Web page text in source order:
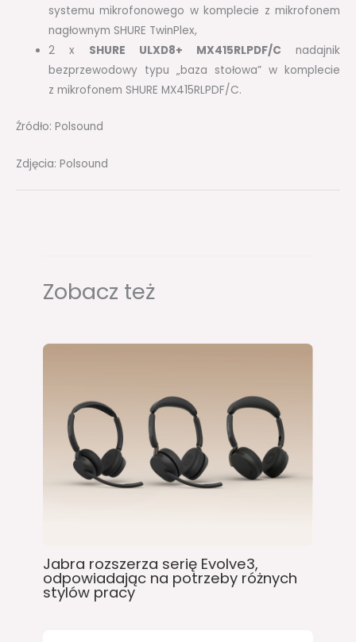
systemu mikrofonowego w komplecie z mikrofonem
nagłownym SHURE TwinPlex,
2 x SHURE ULXD8+ MX415RLPDF/C nadajnik
bezprzewodowy typu „baza stołowa” w komplecie
z mikrofonem SHURE MX415RLPDF/C.
Źródło: Polsound
Zdjęcia: Polsound
Zobacz też
Jabra rozszerza serię Evolve3,
odpowiadając na potrzeby różnych
stylów pracy